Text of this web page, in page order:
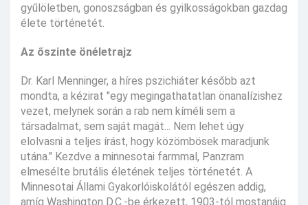
gyűlöletben, gonoszságban és gyilkosságokban gazdag
élete történetét.
Az őszinte önéletrajz
Dr. Karl Menninger, a híres pszichiáter később azt
mondta, a kézirat "egy megingathatatlan önanalízishez
vezet, melynek során a rab nem kíméli sem a
társadalmat, sem saját magát... Nem lehet úgy
elolvasni a teljes írást, hogy közömbösek maradjunk
utána." Kezdve a minnesotai farmmal, Panzram
elmesélte brutális életének teljes történetét. A
Minnesotai Állami Gyakorlóiskolától egészen addig,
amíg Washington D.C.-be érkezett, 1903-tól mostanáig